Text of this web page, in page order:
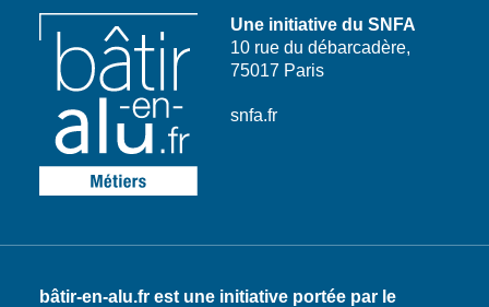
Une initiative du SNFA
10 rue du débarcadère,
75017 Paris
snfa.fr
bâtir-en-alu.fr est une initiative portée par le